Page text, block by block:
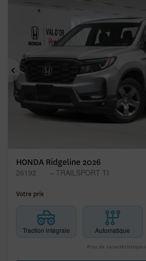
Précédent
HONDA Ridgeline 2026
26192 – TRAILSPORT TI
Votre prix
Traction intégrale Automatique
Plus de caractéristiques